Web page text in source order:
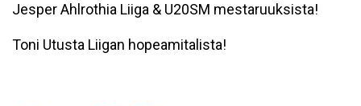
Jesper Ahlrothia Liiga & U20SM mestaruuksista!
Toni Utusta Liigan hopeamitalista!